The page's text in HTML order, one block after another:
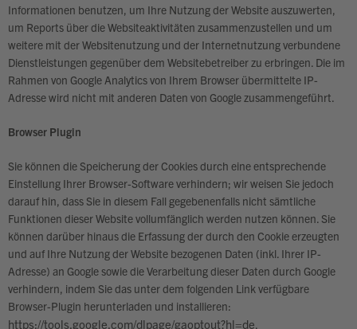
Informationen benutzen, um Ihre Nutzung der Website auszuwerten,
um Reports über die Websiteaktivitäten zusammenzustellen und um
weitere mit der Websitenutzung und der Internetnutzung verbundene
Dienstleistungen gegenüber dem Websitebetreiber zu erbringen. Die im
Rahmen von Google Analytics von Ihrem Browser übermittelte IP-
Adresse wird nicht mit anderen Daten von Google zusammengeführt.
Browser Plugin
Sie können die Speicherung der Cookies durch eine entsprechende
Einstellung Ihrer Browser-Software verhindern; wir weisen Sie jedoch
darauf hin, dass Sie in diesem Fall gegebenenfalls nicht sämtliche
Funktionen dieser Website vollumfänglich werden nutzen können. Sie
können darüber hinaus die Erfassung der durch den Cookie erzeugten
und auf Ihre Nutzung der Website bezogenen Daten (inkl. Ihrer IP-
Adresse) an Google sowie die Verarbeitung dieser Daten durch Google
verhindern, indem Sie das unter dem folgenden Link verfügbare
Browser-Plugin herunterladen und installieren:
https://tools.google.com/dlpage/gaoptout?hl=de.